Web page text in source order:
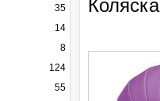
Коляска
35
14
8
124
55